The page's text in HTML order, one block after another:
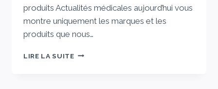
produits Actualités médicales aujourd’hui vous
montre uniquement les marques et les
produits que nous…
LIRE LA SUITETOUT